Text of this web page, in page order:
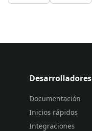
Desarrolladores
Documentación
Inicios rápidos
Integraciones